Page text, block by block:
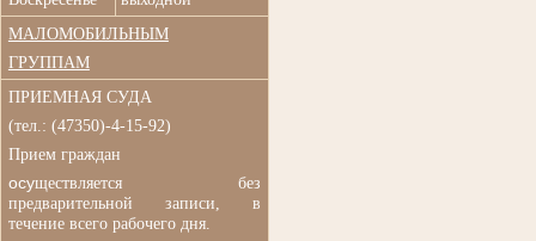
МАЛОМОБИЛЬНЫМ
ГРУППАМ
ПРИЕМНАЯ СУДА
(тел.: (47350)-4-15-92)
Прием граждан
осуществляется без
предварительной записи, в
течение всего рабочего дня.